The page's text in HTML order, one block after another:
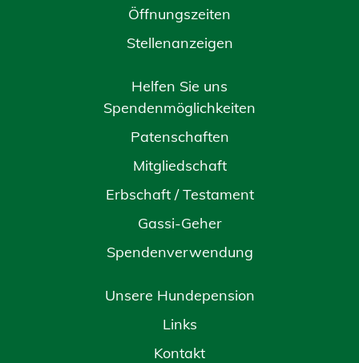
Öffnungszeiten
Stellenanzeigen
Helfen Sie uns
Spendenmöglichkeiten
Patenschaften
Mitgliedschaft
Erbschaft / Testament
Gassi-Geher
Spendenverwendung
Unsere Hundepension
Links
Kontakt